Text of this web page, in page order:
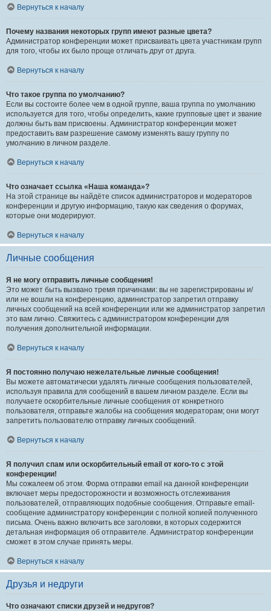
Вернуться к началу
Почему названия некоторых групп имеют разные цвета?
Администратор конференции может присваивать цвета участникам групп
для того, чтобы их было проще отличать друг от друга.
Вернуться к началу
Что такое группа по умолчанию?
Если вы состоите более чем в одной группе, ваша группа по умолчанию
используется для того, чтобы определить, какие групповые цвет и звание
должны быть вам присвоены. Администратор конференции может
предоставить вам разрешение самому изменять вашу группу по
умолчанию в личном разделе.
Вернуться к началу
Что означает ссылка «Наша команда»?
На этой странице вы найдёте список администраторов и модераторов
конференции и другую информацию, такую как сведения о форумах,
которые они модерируют.
Вернуться к началу
Личные сообщения
Я не могу отправить личные сообщения!
Это может быть вызвано тремя причинами: вы не зарегистрированы и/
или не вошли на конференцию, администратор запретил отправку
личных сообщений на всей конференции или же администратор запретил
это вам лично. Свяжитесь с администратором конференции для
получения дополнительной информации.
Вернуться к началу
Я постоянно получаю нежелательные личные сообщения!
Вы можете автоматически удалять личные сообщения пользователей,
используя правила для сообщений в вашем личном разделе. Если вы
получаете оскорбительные личные сообщения от конкретного
пользователя, отправьте жалобы на сообщения модераторам; они могут
запретить пользователю отправку личных сообщений.
Вернуться к началу
Я получил спам или оскорбительный email от кого-то с этой
конференции!
Мы сожалеем об этом. Форма отправки email на данной конференции
включает меры предосторожности и возможность отслеживания
пользователей, отправляющих подобные сообщения. Отправьте email-
сообщение администратору конференции с полной копией полученного
письма. Очень важно включить все заголовки, в которых содержится
детальная информация об отправителе. Администратор конференции
сможет в этом случае принять меры.
Вернуться к началу
Друзья и недруги
Что означают списки друзей и недругов?